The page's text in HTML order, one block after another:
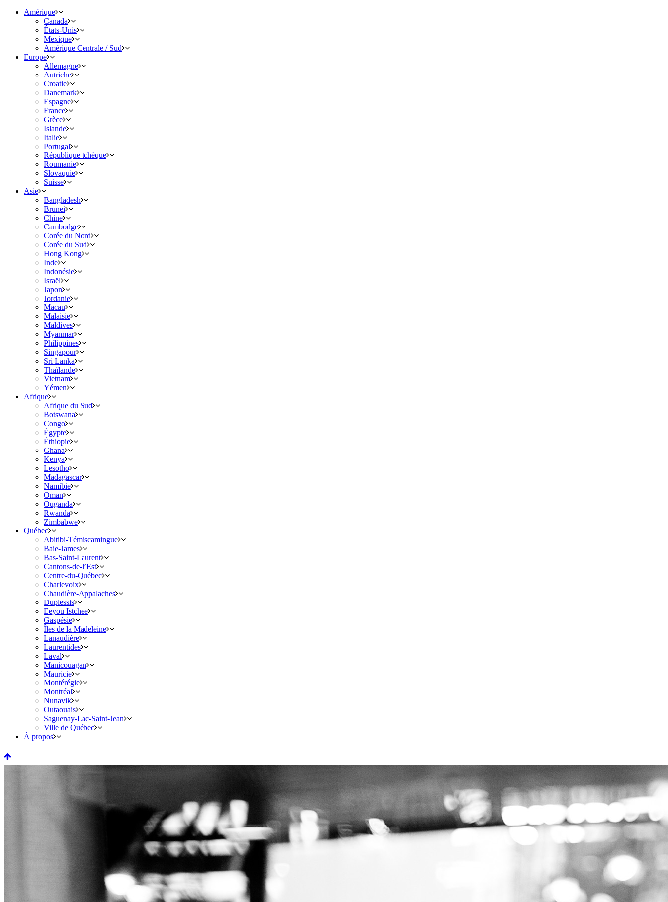
Amérique
Canada
États-Unis
Mexique
Amérique Centrale / Sud
Europe
Allemagne
Autriche
Croatie
Danemark
Espagne
France
Grèce
Islande
Italie
Portugal
République tchèque
Roumanie
Slovaquie
Suisse
Asie
Bangladesh
Brunei
Chine
Cambodge
Corée du Nord
Corée du Sud
Hong Kong
Inde
Indonésie
Israël
Japon
Jordanie
Macau
Malaisie
Maldives
Myanmar
Philippines
Singapour
Sri Lanka
Thaïlande
Vietnam
Yémen
Afrique
Afrique du Sud
Botswana
Congo
Égypte
Éthiopie
Ghana
Kenya
Lesotho
Madagascar
Namibie
Oman
Ouganda
Rwanda
Zimbabwe
Québec
Abitibi-Témiscamingue
Baie-James
Bas-Saint-Laurent
Cantons-de-l’Est
Centre-du-Québec
Charlevoix
Chaudière-Appalaches
Duplessis
Eeyou Istchee
Gaspésie
Îles de la Madeleine
Lanaudière
Laurentides
Laval
Manicouagan
Mauricie
Montérégie
Montréal
Nunavik
Outaouais
Saguenay-Lac-Saint-Jean
Ville de Québec
À propos